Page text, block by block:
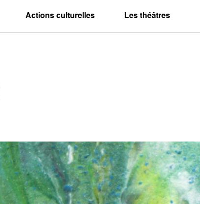
Actions culturelles Les théâtres